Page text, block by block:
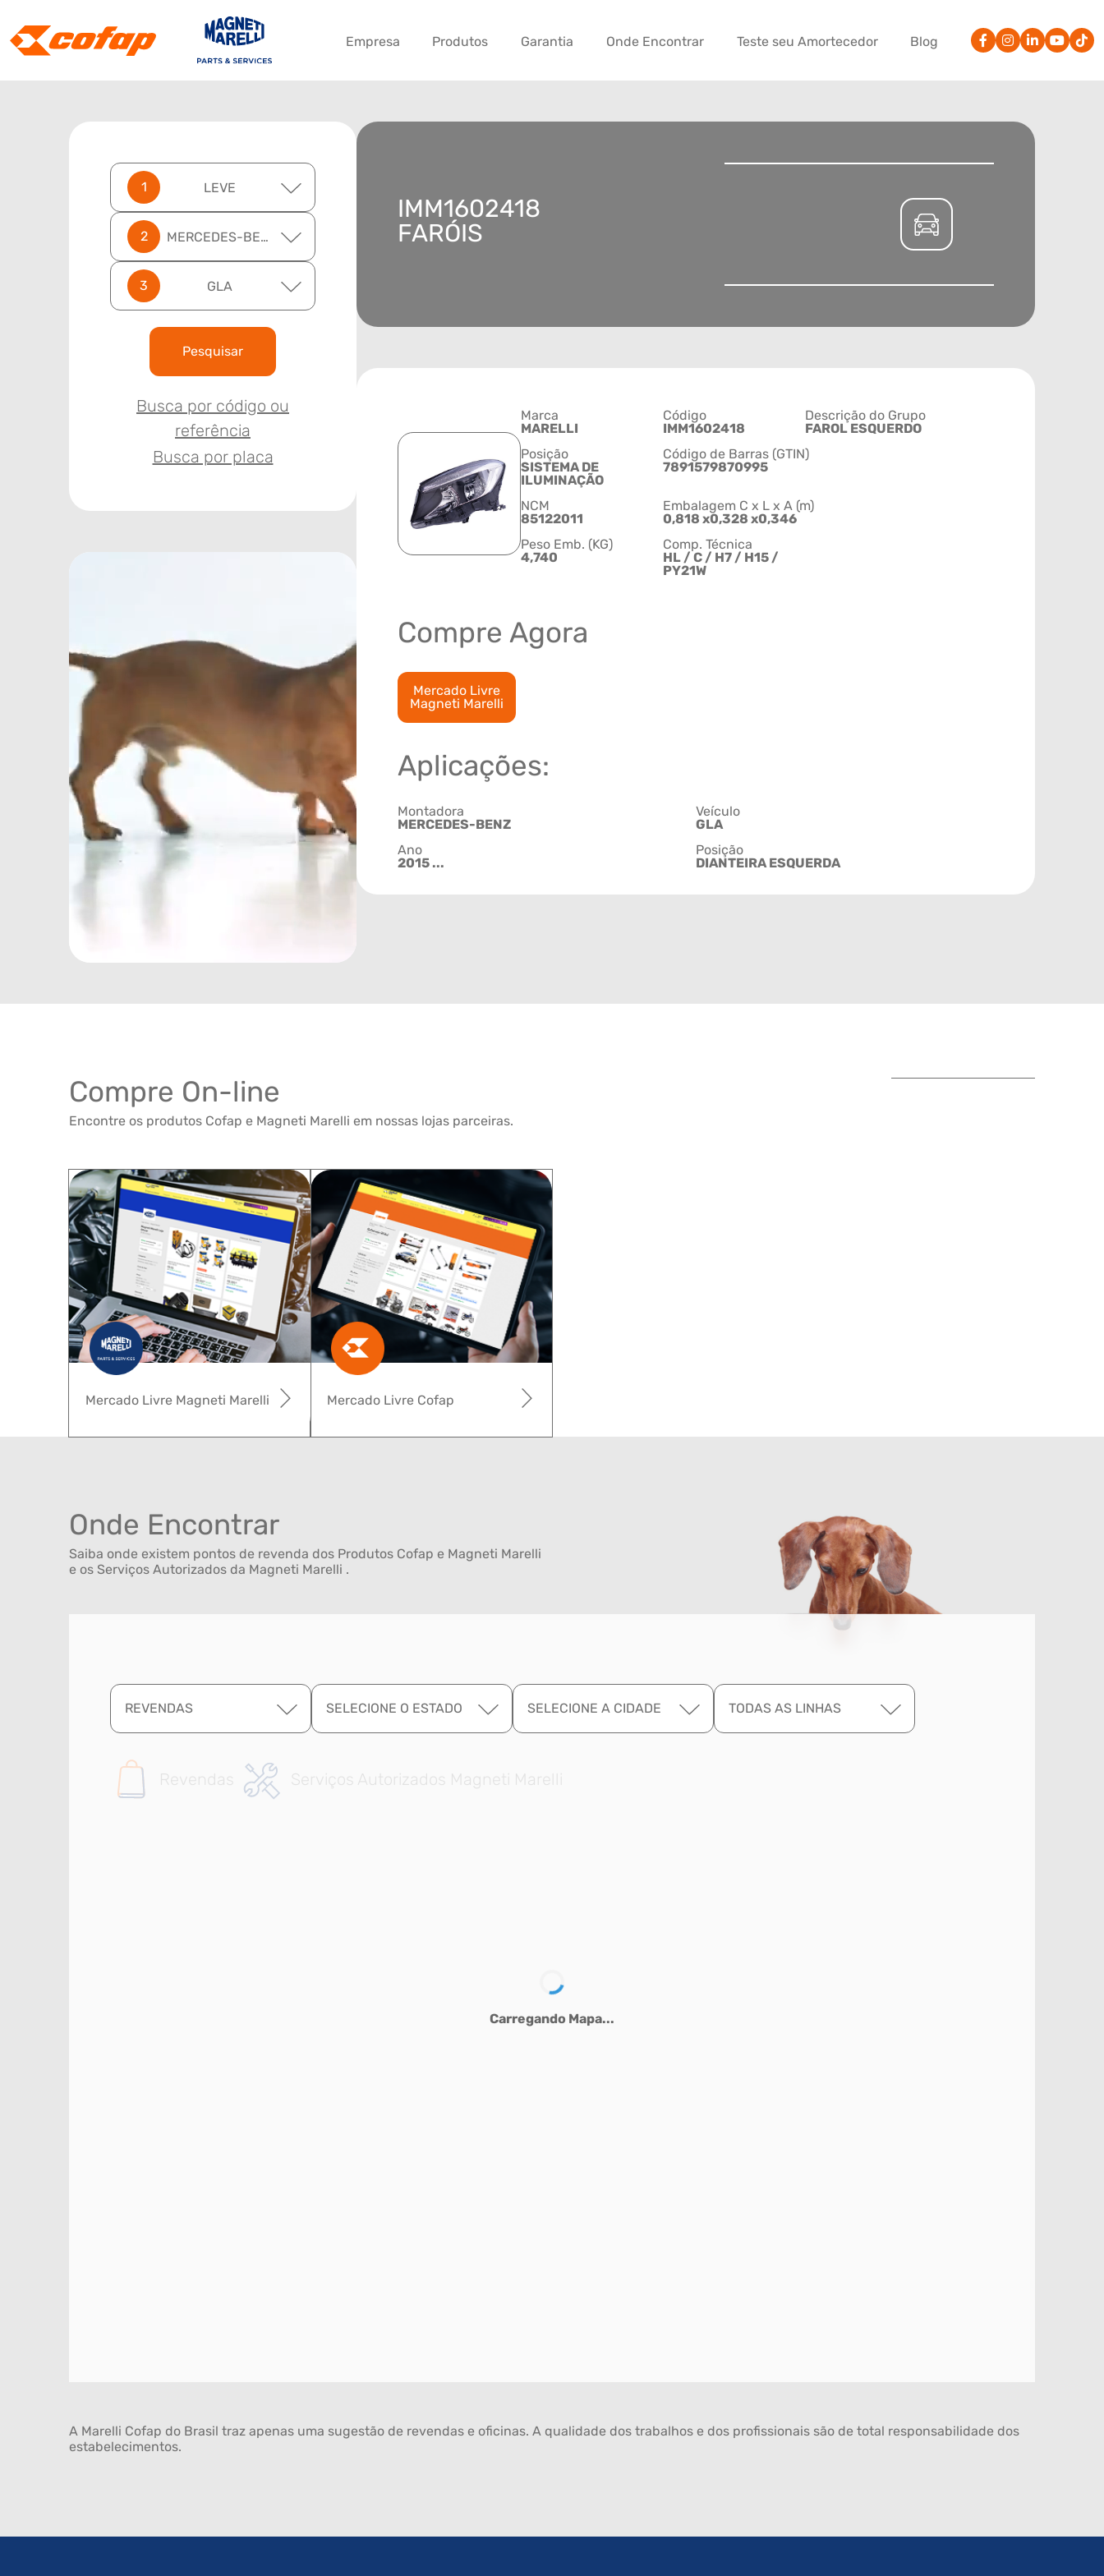
Empresa Produtos Garantia Onde Encontrar Teste seu Amortecedor Blog
LEVE
MERCEDES-BENZ
GLA
Pesquisar
Busca por código ou
referência
Busca por placa
IMM1602418
FARÓIS
Marca
MARELLI
Código
IMM1602418
Descrição do Grupo
FAROL ESQUERDO
Posição
SISTEMA DE
ILUMINAÇÃO
Código de Barras (GTIN)
7891579870995
NCM
85122011
Embalagem C x L x A (m)
0,818 x0,328 x0,346
Peso Emb. (KG)
4,740
Comp. Técnica
HL / C / H7 / H15 /
PY21W
Compre Agora
Mercado Livre
Magneti Marelli
Aplicações:
Montadora
MERCEDES-BENZ
Veículo
GLA
Ano
2015 ...
Posição
DIANTEIRA ESQUERDA
Compre On-line
Encontre os produtos Cofap e Magneti Marelli em nossas lojas parceiras.
Mercado Livre Cofap
Mercado Livre Magneti Marelli
Onde Encontrar
Saiba onde existem pontos de revenda dos Produtos Cofap e Magneti Marelli
e os Serviços Autorizados da Magneti Marelli .
REVENDAS SELECIONE O ESTADO SELECIONE A CIDADE TODAS AS LINHAS
Revendas Serviços Autorizados Magneti Marelli
Carregando Mapa...
A Marelli Cofap do Brasil traz apenas uma sugestão de revendas e oficinas. A qualidade dos trabalhos e dos profissionais são de total responsabilidade dos
estabelecimentos.